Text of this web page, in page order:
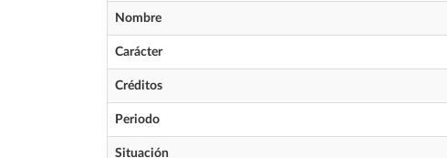
Nombre
Carácter
Créditos
Periodo
Situación